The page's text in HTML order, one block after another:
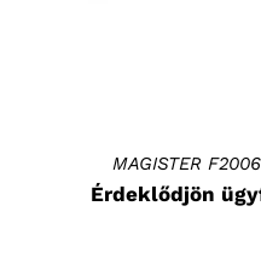
MAGISTER
Érdeklődjön